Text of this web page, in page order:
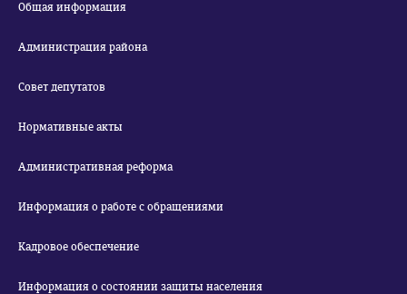
Общая информация
Администрация района
Совет депутатов
Нормативные акты
Административная реформа
Информация о работе с обращениями
Кадровое обеспечение
Информация о состоянии защиты населения